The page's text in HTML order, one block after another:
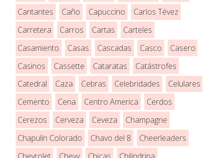
Cantantes
Caño Capuccino
Carlos Tévez
Carretera
Carros Cartas
Carteles
Casamiento
Casas Cascadas Casco
Casero
Casinos
Cassette Cataratas
Catástrofes
Catedral
Caza Cebras Celebridades
Celulares
Cemento
Cena Centro America
Cerdos
Cerezos
Cerveza Ceveza
Champagne
Chapulín Colorado
Chavo del 8
Cheerleaders
Chevrolet
Chevy Chicas
Chilindrina